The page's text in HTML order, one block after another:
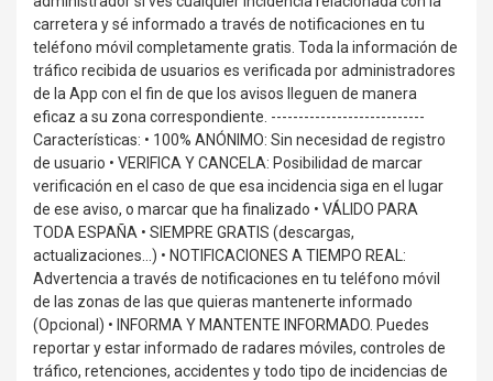
carretera y sé informado a través de notificaciones en tu
teléfono móvil completamente gratis. Toda la información de
tráfico recibida de usuarios es verificada por administradores
de la App con el fin de que los avisos lleguen de manera
eficaz a su zona correspondiente. ----------------------------
Características: • 100% ANÓNIMO: Sin necesidad de registro
de usuario • VERIFICA Y CANCELA: Posibilidad de marcar
verificación en el caso de que esa incidencia siga en el lugar
de ese aviso, o marcar que ha finalizado • VÁLIDO PARA
TODA ESPAÑA • SIEMPRE GRATIS (descargas,
actualizaciones…) • NOTIFICACIONES A TIEMPO REAL:
Advertencia a través de notificaciones en tu teléfono móvil
de las zonas de las que quieras mantenerte informado
(Opcional) • INFORMA Y MANTENTE INFORMADO. Puedes
reportar y estar informado de radares móviles, controles de
tráfico, retenciones, accidentes y todo tipo de incidencias de